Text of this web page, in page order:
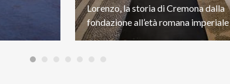
Lorenzo, la storia di Cremona dalla
fondazione all’età romana imperiale